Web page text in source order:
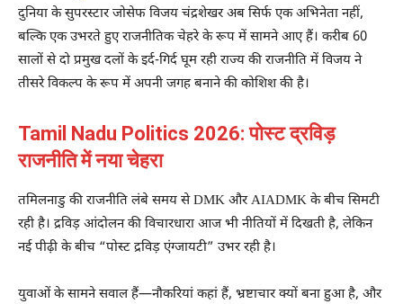
दुनिया के सुपरस्टारजोसेफ विजय चंद्रशेखरअब सिर्फ एक अभिनेता नहीं,
बल्कि एक उभरते हुए राजनीतिक चेहरे के रूप में सामने आए हैं। करीब 60
सालों से दो प्रमुख दलों के इर्द-गिर्द घूम रही राज्य की राजनीति में विजय ने
तीसरे विकल्प के रूप में अपनी जगह बनाने की कोशिश की है।
Tamil Nadu Politics 2026: पोस्ट द्रविड़
राजनीति में नया चेहरा
तमिलनाडु की राजनीति लंबे समय सेDMK औरAIADMK के बीच सिमटी
रही है। द्रविड़ आंदोलन की विचारधारा आज भी नीतियों में दिखती है, लेकिन
नई पीढ़ी के बीच “पोस्ट द्रविड़ एंग्जायटी” उभर रही है।
युवाओं के सामने सवाल हैं—नौकरियां कहां हैं, भ्रष्टाचार क्यों बना हुआ है, और